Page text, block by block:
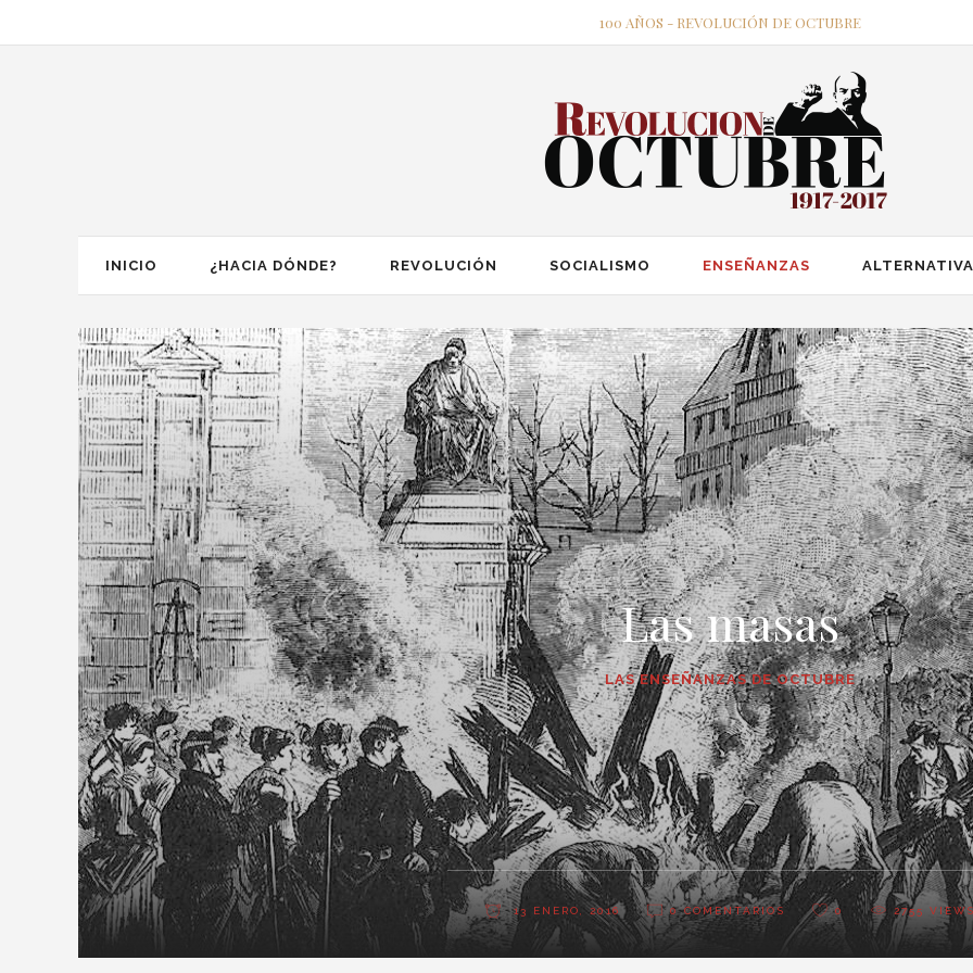
100 AÑOS - REVOLUCIÓN DE OCTUBRE
INICIO ¿HACIA DÓNDE? REVOLUCIÓN SOCIALISMO ENSEÑANZAS
Las masas
LAS ENSEÑANZAS DE OCTUBRE
13 ENERO, 2016 0 COMENTARIOS 0 2755